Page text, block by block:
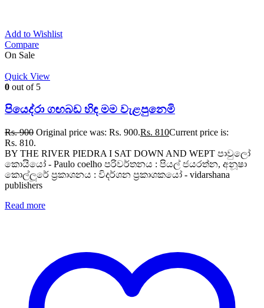
Add to Wishlist
Compare
On Sale
Quick View
0 out of 5
පියෙද්රා ගඟබඩ හිඳ මම වැළපුනෙමි
Rs.900 Original price was: Rs. 900.Rs. 810Current price is:
Rs. 810.
BY THE RIVER PIEDRA I SAT DOWN AND WEPT පාවුලෝ
කොයියෝ - Paulo coelho පරිවර්තනය : පියල් ජයරත්න, අනූෂා
කොල්ලූරේ ප්‍රකාශනය : විදර්ශන ප්‍රකාශකයෝ - vidarshana
publishers
Read more